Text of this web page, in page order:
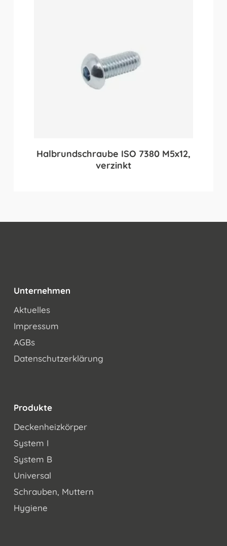
Halbrundschraube ISO 7380 M5x12,
verzinkt
Unternehmen
Aktuelles
Impressum
AGBs
Datenschutzerklärung
Produkte
Deckenheizkörper
System I
System B
Universal
Schrauben, Muttern
Hygiene